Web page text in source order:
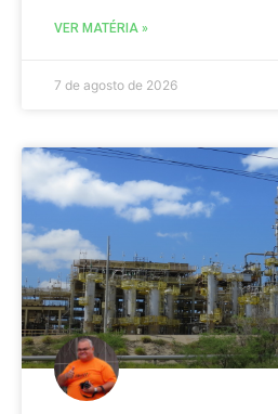
VER MATÉRIA »
7 de agosto de 2026